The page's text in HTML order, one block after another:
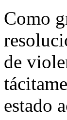
Como
de
estado